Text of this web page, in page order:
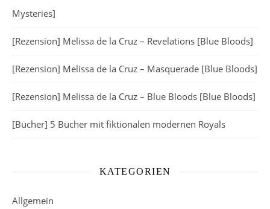
Mysteries]
[Rezension] Melissa de la Cruz – Revelations [Blue Bloods]
[Rezension] Melissa de la Cruz – Masquerade [Blue Bloods]
[Rezension] Melissa de la Cruz – Blue Bloods [Blue Bloods]
[Bücher] 5 Bücher mit fiktionalen modernen Royals
KATEGORIEN
Allgemein